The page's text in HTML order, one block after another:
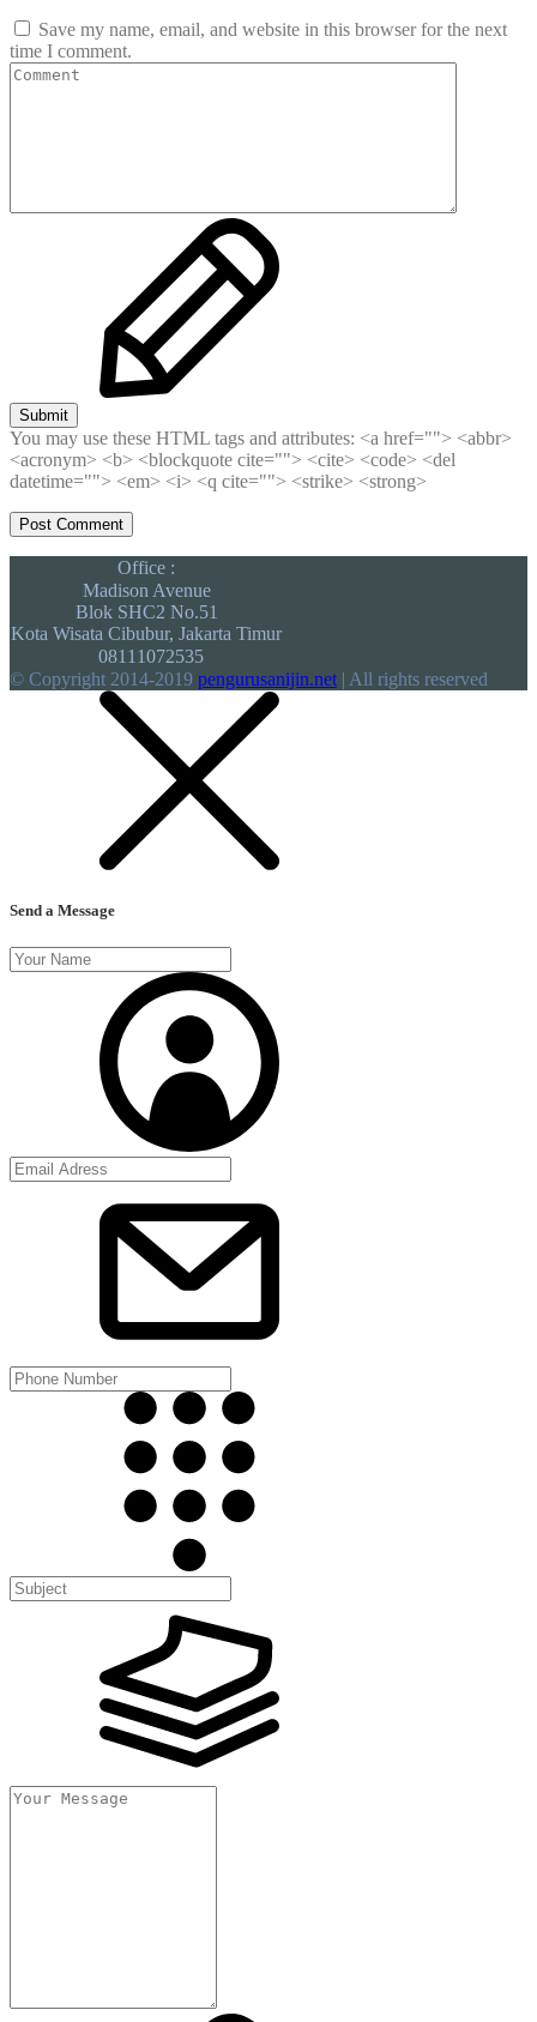
Save my name, email, and website in this browser for the next
time I comment.
Submit
You may use these HTML tags and attributes: <a href=""> <abbr>
<acronym> <b> <blockquote cite=""> <cite> <code> <del
datetime=""> <em> <i> <q cite=""> <strike> <strong>
Office :
Madison Avenue
Blok SHC2 No.51
Kota Wisata Cibubur, Jakarta Timur
08111072535
© Copyright 2014-2019 pengurusanijin.net | All rights reserved
Send a Message